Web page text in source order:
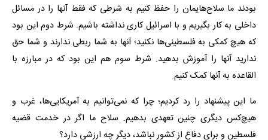
بودند ما سلاح‌هایمان را حفظ کنیم به شرطی که فقط آنها را در مسائل
داخلی به کار بگیریم و با اسرائیل کاری نداشته باشیم. شرط دوم این بود
که هیچ کمکی به فلسطینی‌ها نکنید؛ آنها به شما ربطی ندارند و شما حق
ندارید آنها را آموزش بدهید. شرط سوم هم این بود که در مبارزه با
القاعده به آنها کمک کنیم.
ما این پیشنهاد را رد کردیم؛ چرا که نمی‌توانیم به آمریکایی‌ها، غرب و
هیچ‌کس دیگری چنین تعهدی بدهیم. سلاح ما اگر در خدمت قضیه
فلسطین و برای دفاع از کشور نباشد، دیگر چه ارزشی دارد؟